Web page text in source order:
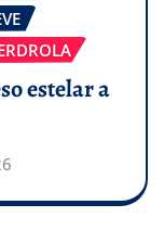
estelar a